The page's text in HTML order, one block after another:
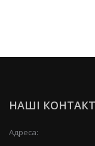
НАШІ
Адреса: